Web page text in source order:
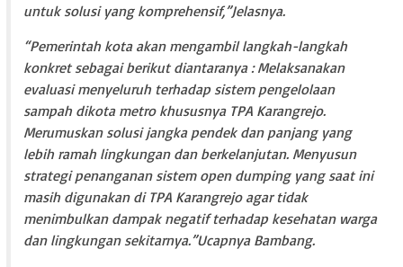
untuk solusi yang komprehensif,”Jelasnya.
“Pemerintah kota akan mengambil langkah-langkah
konkret sebagai berikut diantaranya : Melaksanakan
evaluasi menyeluruh terhadap sistem pengelolaan
sampah dikota metro khususnya TPA Karangrejo.
Merumuskan solusi jangka pendek dan panjang yang
lebih ramah lingkungan dan berkelanjutan. Menyusun
strategi penanganan sistem open dumping yang saat ini
masih digunakan di TPA Karangrejo agar tidak
menimbulkan dampak negatif terhadap kesehatan warga
dan lingkungan sekitarnya.”Ucapnya Bambang.